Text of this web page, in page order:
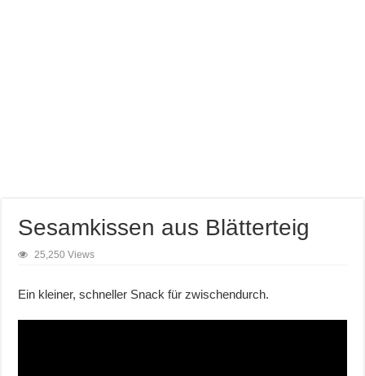
Sesamkissen aus Blätterteig
25,250 Views
Ein kleiner, schneller Snack für zwischendurch.